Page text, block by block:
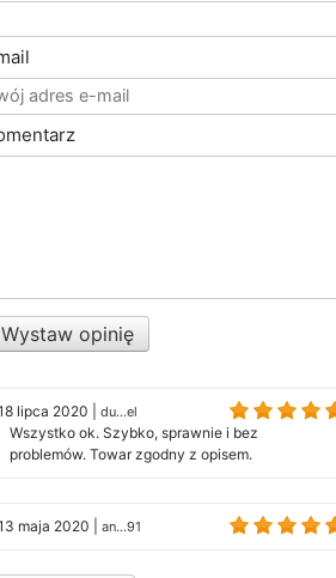
Wystaw opinię
lipca 2020 du...el
Wszystko ok. Szybko, sprawnie i bez
problemów. Towar zgodny z opisem.
maja 2020 an...91